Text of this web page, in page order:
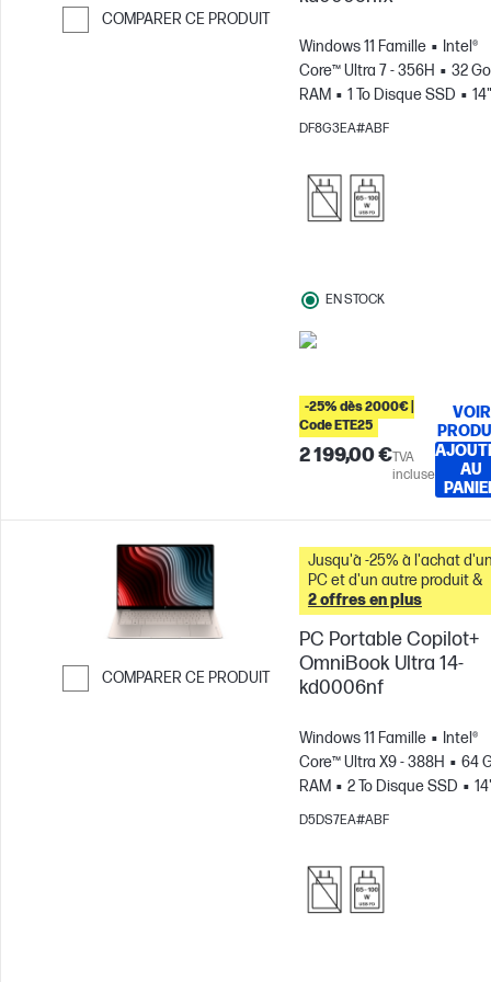
COMPARER CE PRODUIT
Windows 11 Famille
Intel®
Core™ Ultra 7 - 356H
32 Go
RAM
1 To Disque SSD
14"
3K Écran tactile, 120Hz,
portable Intel® Evo™
DF8G3EA#ABF
EN STOCK
-25% dès 2000€ |
Code ETE25
2 199,00 €TVA
incluse
VOIR
AU
COMPARER CE PRODUIT
Jusqu'à -25% à l'achat
PC et d'un autre produit &
2 offres en plus
PC Portable Copilot+
OmniBook Ultra 14-
kd0006nf
Windows 11 Famille
Intel®
Core™ Ultra X9 - 388H
64
RAM
2 To Disque SSD
3K Écran tactile, 120Hz,
B390
Ordinateur portable
Intel® Evo™
D5DS7EA#ABF